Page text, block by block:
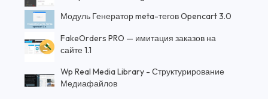
Модуль Генератор meta-тегов Opencart 3.0
FakeOrders PRO — имитация заказов на
сайте 1.1
Wp Real Media Library - Структурирование
Медиафайлов